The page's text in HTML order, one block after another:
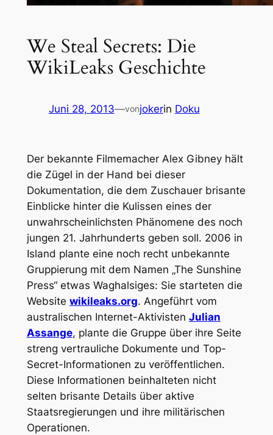
We Steal Secrets: Die
WikiLeaks Geschichte
Juni 28, 2013—vonjokerin Doku
Der bekannte Filmemacher Alex Gibney hält
die Zügel in der Hand bei dieser
Dokumentation, die dem Zuschauer brisante
Einblicke hinter die Kulissen eines der
unwahrscheinlichsten Phänomene des noch
jungen 21. Jahrhunderts geben soll. 2006 in
Island plante eine noch recht unbekannte
Gruppierung mit dem Namen „The Sunshine
Press“ etwas Waghalsiges: Sie starteten die
Website wikileaks.org. Angeführt vom
australischen Internet-Aktivisten Julian
Assange, plante die Gruppe über ihre Seite
streng vertrauliche Dokumente und Top-
Secret-Informationen zu veröffentlichen.
Diese Informationen beinhalteten nicht
selten brisante Details über aktive
Staatsregierungen und ihre militärischen
Operationen.